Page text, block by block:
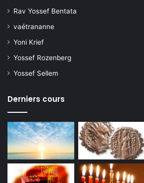
Rav Yossef Bentata
vaétrananne
Yoni Krief
Yossef Rozenberg
Yossef Sellem
Derniers cours